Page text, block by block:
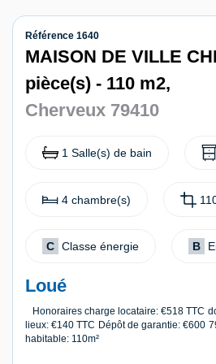
Contact
Référence 1640
MAISON DE VILLE
pièce(s) - 110 m2,
Cherveux 79410
1 Salle(s) de bain
4 chambre(s)
C Classe énergie B
Loué
Honoraires charge locataire: €518 TTC
lieux: €140 TTC Dépôt de garantie: €600
habitable: 110m²